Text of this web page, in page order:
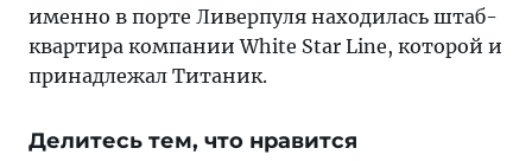
именно в порте Ливерпуля находилась штаб-
квартира компании White Star Line, которой и
принадлежал Титаник.
Делитесь тем, что нравится